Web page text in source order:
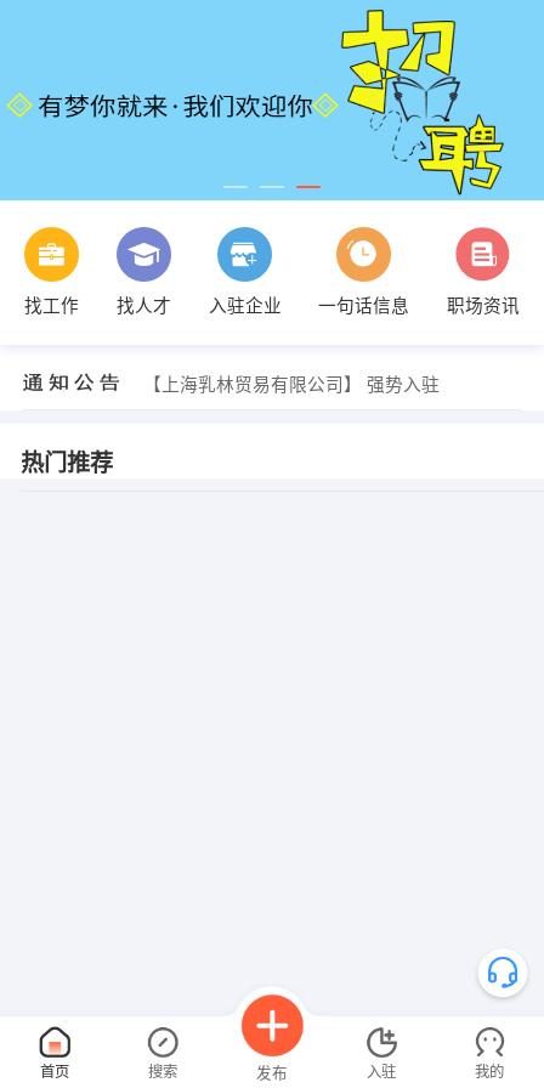
找工作 找人才 入驻企业 一句话信息
职场资讯
【上海乳林贸易有限公司】 强势入驻
热门推荐
首页 搜索 发布 入驻 我的